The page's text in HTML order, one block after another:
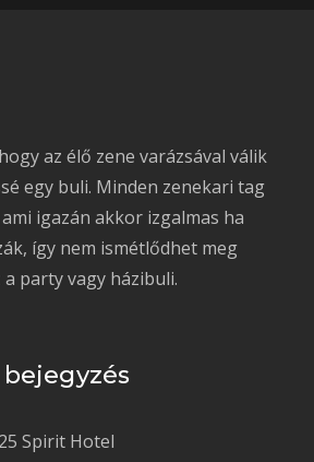
az élő zene varázsával válik
egy buli. Minden zenekari tag
igazán akkor izgalmas ha
így nem ismétlődhet meg
party vagy házibuli.
Spirit Hotel